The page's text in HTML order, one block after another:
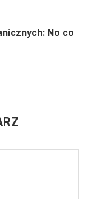
No co